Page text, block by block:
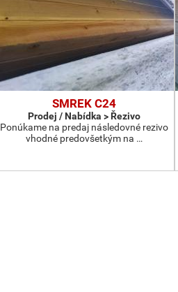
SMREK C24
Prodej / Nabídka > Řezivo
Ponúkame na predaj následovné rezivo
vhodné predovšetkým na …